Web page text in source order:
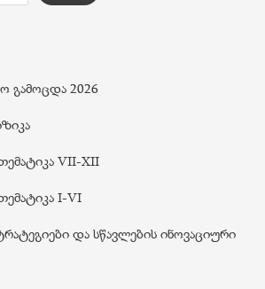
გამოცდა 2026
VII-XII
I-VI
და სწავლების ინოვაციური